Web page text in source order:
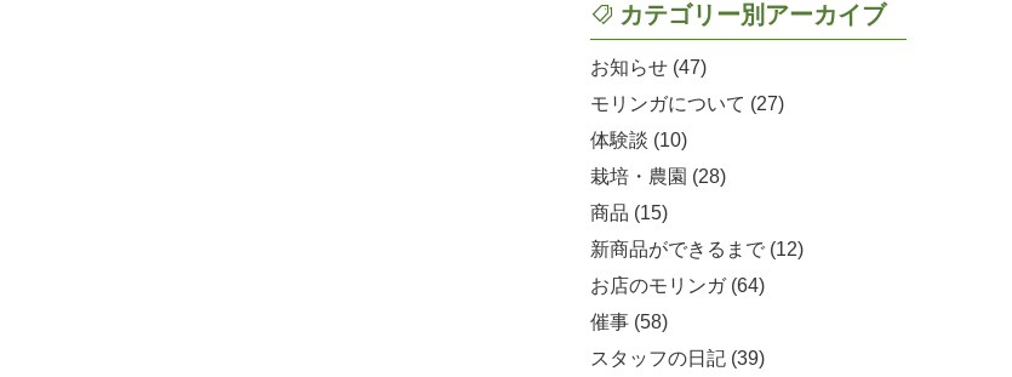
カテゴリー別アーカイブ
お知らせ (47)
モリンガについて (27)
体験談 (10)
栽培・農園 (28)
商品 (15)
新商品ができるまで (12)
お店のモリンガ (64)
催事 (58)
スタッフの日記 (39)